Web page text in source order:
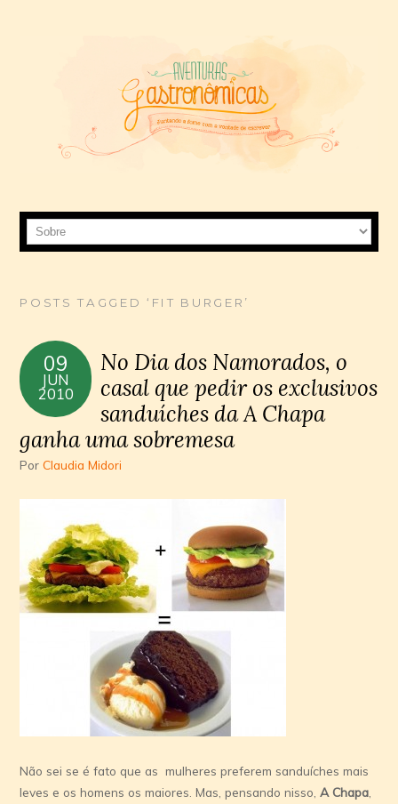
POSTS TAGGED ‘FIT BURGER’
09
JUN
2010
No Dia dos Namorados, o
casal que pedir os exclusivos
sanduíches da A Chapa
ganha uma sobremesa
PorClaudia Midori
Não sei se é fato que as mulheres preferem sanduíches mais
leves e os homens os maiores. Mas, pensando nisso,A Chapa